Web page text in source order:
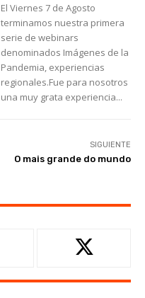
El Viernes 7 de Agosto
terminamos nuestra primera
serie de webinars
denominados Imágenes de la
Pandemia, experiencias
regionales.Fue para nosotros
una muy grata experiencia...
SIGUIENTE
O mais grande do mundo